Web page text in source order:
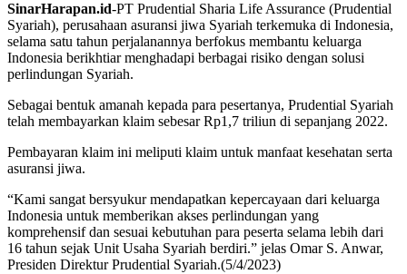
SinarHarapan.id-PT Prudential Sharia Life Assurance (Prudential
Syariah), perusahaan asuransi jiwa Syariah terkemuka di Indonesia,
selama satu tahun perjalanannya berfokus membantu keluarga
Indonesia berikhtiar menghadapi berbagai risiko dengan solusi
perlindungan Syariah.
Sebagai bentuk amanah kepada para pesertanya, Prudential Syariah
telah membayarkan klaim sebesar Rp1,7 triliun di sepanjang 2022.
Pembayaran klaim ini meliputi klaim untuk manfaat kesehatan serta
asuransi jiwa.
“Kami sangat bersyukur mendapatkan kepercayaan dari keluarga
Indonesia untuk memberikan akses perlindungan yang
komprehensif dan sesuai kebutuhan para peserta selama lebih dari
16 tahun sejak Unit Usaha Syariah berdiri.” jelas Omar S. Anwar,
Presiden Direktur Prudential Syariah.(5/4/2023)